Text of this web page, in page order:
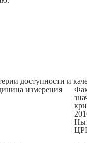
доступности и
измерения